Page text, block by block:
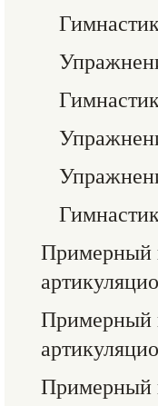
Примерный
Примерный
Примерный